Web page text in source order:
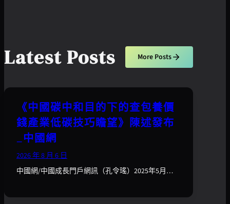
Latest Posts More Posts
《中國碳中和目的下的查包養價
錢產業低碳技巧瞻望》陳述發布
_中國網
2026 年 8 月 6 日
中國網/中國成長門戶網訊（孔令瑤）2025年5月…